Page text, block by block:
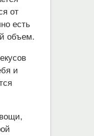
от
есть
объем.
и